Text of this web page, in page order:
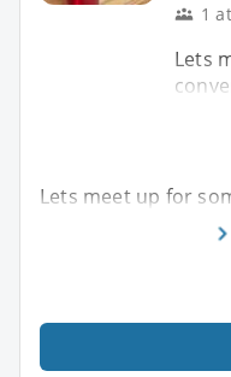
1
Lets
Lets meet up for